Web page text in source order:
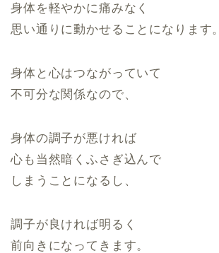
身体を軽やかに痛みなく
思い通りに動かせることになります。
身体と心はつながっていて
不可分な関係なので、
身体の調子が悪ければ
心も当然暗くふさぎ込んで
しまうことになるし、
調子が良ければ明るく
前向きになってきます。